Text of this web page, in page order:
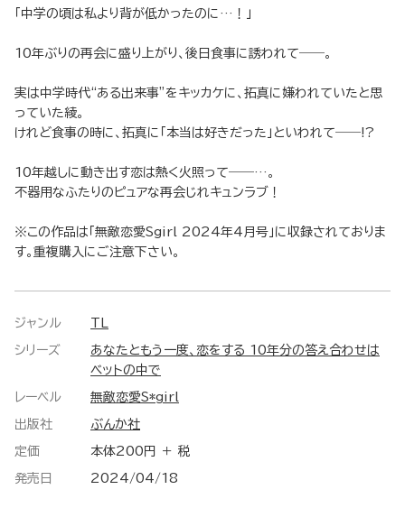
「中学の頃は私より背が低かったのに…！」
10年ぶりの再会に盛り上がり、後日食事に誘われて――。
実は中学時代“ある出来事”をキッカケに、拓真に嫌われていたと思
っていた綾。
けれど食事の時に、拓真に「本当は好きだった」といわれて――!?
10年越しに動き出す恋は熱く火照って――…。
不器用なふたりのピュアな再会じれキュンラブ！
※この作品は「無敵恋愛Sgirl 2024年4月号」に収録されておりま
す。重複購入にご注意下さい。
ジャンル
シリーズ
あなたともう一度、恋をする 10年分の答え合わせは
ベットの中で
レーベル 無敵恋愛S*girl
出版社 ぶんか社
定価 本体200円 ＋ 税
発売日 2024/04/18